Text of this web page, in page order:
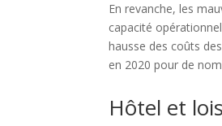
En revanche, les
capacité
hausse des coûts
en 2020 pour de
Hôtel et